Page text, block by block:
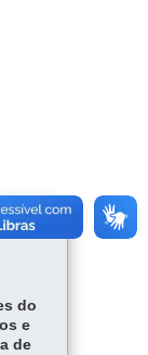
do
e
de